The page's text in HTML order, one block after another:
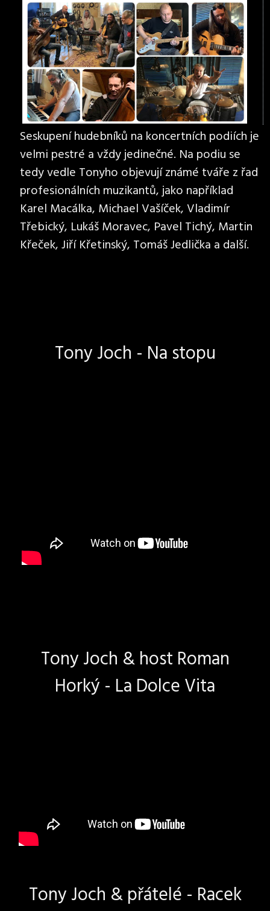
Seskupení hudebníků na koncertních podiích je
velmi pestré a vždy jedinečné. Na podiu se
tedy vedle Tonyho objevují známé tváře z řad
profesionálních muzikantů, jako například
Karel Macálka, Michael Vašíček, Vladimír
Třebický, Lukáš Moravec, Pavel Tichý, Martin
Křeček, Jiří Křetinský, Tomáš Jedlička a další.
Tony Joch - Na stopu
Tony Joch & host Roman
Horký - La Dolce Vita
Tony Joch & přátelé - Racek